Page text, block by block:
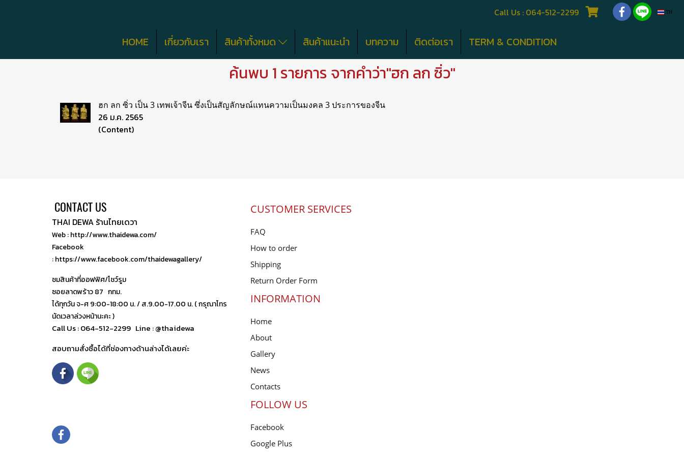
Call Us : 064-512-2299 TH
HOME เกี่ยวกับเรา สินค้าทั้งหมด สินค้าแนะนำ บทความ ติดต่อเรา TERM & CONDITION
ค้นพบ 1 รายการ จากคำว่า"ฮก ลก ซิ่ว"
ฮก ลก ซิ่ว เป็น 3 เทพเจ้าจีน ซึ่งเป็นสัญลักษณ์แทนความเป็นมงคล 3 ประการของจีน
26 ม.ค. 2565
(Content)
CONTACT US
THAI DEWA ร้านไทยเดวา
Web : http://www.thaidewa.com/
Facebook
: https://www.facebook.com/thaidewagallery/
ชมสินค้าที่ออฟฟิศ/โชว์รูม
ซอยลาดพร้าว 87 กทม.
ได้ทุกวัน จ-ศ 9:00-18:00 น. / ส.9.00-17.00 น. ( กรุณาโทร
นัดเวลาล่วงหน้านะคะ )
Call Us : 064-512-2299 Line : @thaidewa
สอบถามสั่งซื้อได้ที่ช่องทางด้านล่างได้เลยค่ะ
CUSTOMER SERVICES
FAQ
How to order
Shipping
Return Order Form
INFORMATION
Home
About
Gallery
News
Contacts
FOLLOW US
Facebook
Google Plus